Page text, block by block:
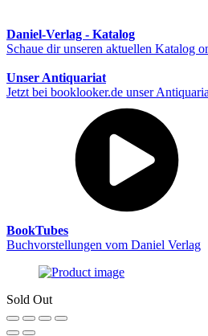
Daniel-Verlag - Katalog
Schaue dir unseren aktuellen Katalog
Unser Antiquariat
Jetzt bei booklooker.de unser
BookTubes
Buchvorstellungen vom Daniel Verlag
Sold Out